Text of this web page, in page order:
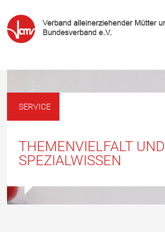
SERVICE
THEMENVIELFALT UND
SPEZIALWISSEN